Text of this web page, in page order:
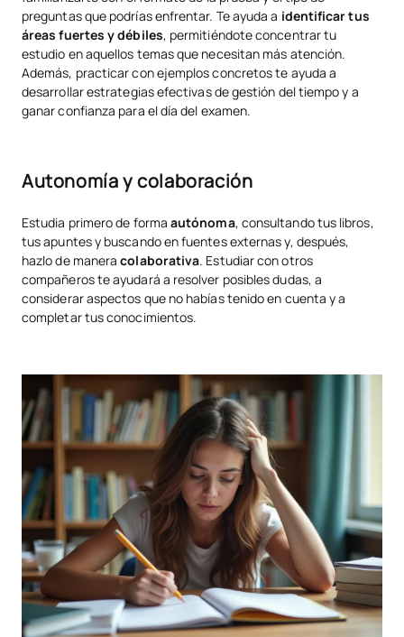
preguntas que podrías enfrentar. Te ayuda a identificar tus
áreas fuertes y débiles, permitiéndote concentrar tu
estudio en aquellos temas que necesitan más atención.
Además, practicar con ejemplos concretos te ayuda a
desarrollar estrategias efectivas de gestión del tiempo y a
ganar confianza para el día del examen.
Autonomía y colaboración
Estudia primero de forma autónoma, consultando tus libros,
tus apuntes y buscando en fuentes externas y, después,
hazlo de maneracolaborativa. Estudiar con otros
compañeros te ayudará a resolver posibles dudas, a
considerar aspectos que no habías tenido en cuenta y a
completar tus conocimientos.